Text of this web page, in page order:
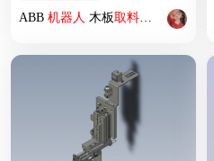
ABB 机器人 木板取料夹具